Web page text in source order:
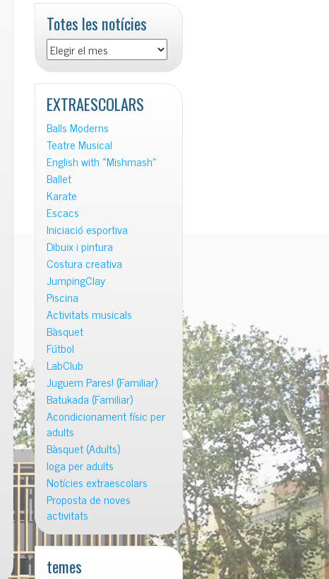
Totes les notícies
Totes
les
notícies
EXTRAESCOLARS
Balls Moderns
Teatre Musical
English with «Mishmash»
Ballet
Karate
Escacs
Iniciació esportiva
Dibuix i pintura
Costura creativa
JumpingClay
Piscina
Activitats musicals
Bàsquet
Fútbol
LabClub
Juguem Pares! (Familiar)
Batukada (Familiar)
Acondicionament físic per
adults
Bàsquet (Adults)
Ioga per adults
Notícies extraescolars
Proposta de noves
activitats
temes